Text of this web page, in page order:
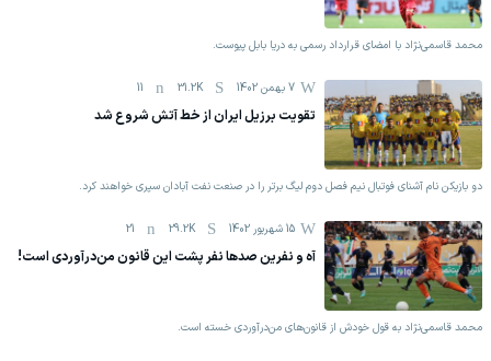
محمد قاسمی‌نژاد با امضای قرارداد رسمی به دریا بابل پیوست.
7 بهمن 1402 31.2K
11
تقویت برزیل ایران از خط آتش شروع شد
دو بازیکن نام آشنای فوتبال نیم فصل دوم لیگ برتر را در صنعت نفت آبادان سپری خواهند کرد.
15 شهریور 1402 29.2K
21
آه و نفرین صدها نفر پشت این قانون من‌درآوردی است!
محمد قاسمی‌نژاد به قول خودش از قانون‌های من‌درآوردی خسته است.